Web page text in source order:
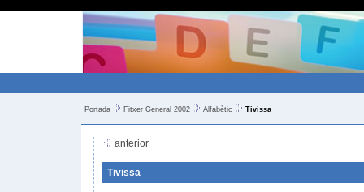
Portada Fitxer General 2002 Alfabètic Tivissa
anterior
Tivissa